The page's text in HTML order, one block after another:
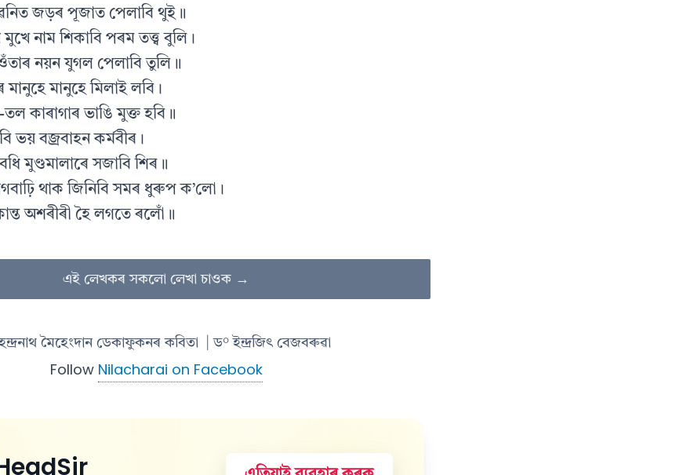
জড়ৰ পূজাত পেলাবি থুই॥
নাম শিকাবি পৰম তত্ত্ব বুলি।
নয়ন যুগল পেলাবি তুলি॥
মানুহে মানুহে মিলাই লবি।
কাৰাগাৰ ভাঙি মুক্ত হবি॥
ভয় বজ্ৰবাহন কৰ্মবীৰ।
মুণ্ডমালাৰে সজাবি শিৰ॥
থাক জিনিবি সমৰ ধুৰুপ ক’লো।
অশৰীৰী হৈ লগতে ৰলোঁ॥
এই লেখকৰ সকলো লেখা চাওক →
মৈহেংদান ডেকাফুকনৰ কবিতা | ড° ইন্দ্ৰজিৎ বেজবৰুৱা
Follow Nilacharai on Facebook